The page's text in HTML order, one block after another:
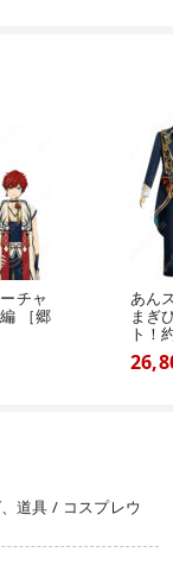
チャ
［郷
あん
まぎ
ト！
道具 / コスプレウ